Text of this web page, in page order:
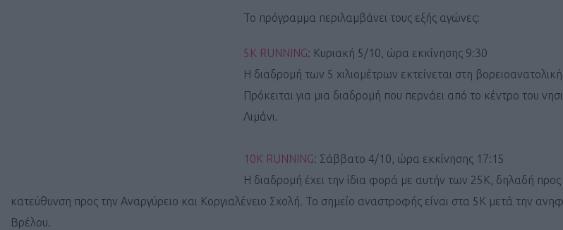
Το πρόγραμμα περιλαμβάνει τους εξής αγώνες:
5Κ RUNNING: Kυριακή 5/10, ώρα εκκίνησης 9:30
Η διαδρομή των 5 χιλιομέτρων εκτείνεται στη
Πρόκειται για μια διαδρομή που περνάει από το κέντρο του
Λιμάνι.
10K RUNNING: Σάββατο 4/10, ώρα εκκίνησης 17:15
Η διαδρομή έχει την ίδια φορά με αυτήν των 25Κ, δηλαδή προς
κατεύθυνση προς την Αναργύρειο και Κοργιαλένειο Σχολή. Το σημείο αναστροφής είναι στα 5Κ μετά την
Βρέλου.